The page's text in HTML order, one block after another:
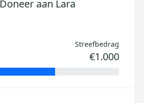
Doneer aan Lara
Streefbedrag
€1.000